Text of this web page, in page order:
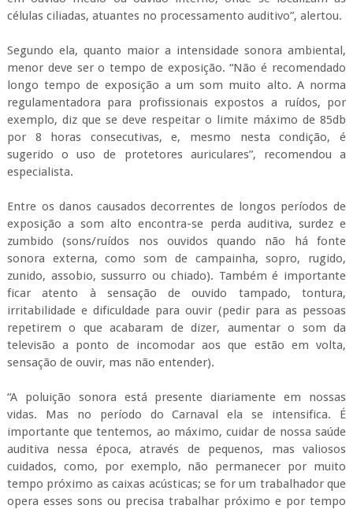
Entre os danos causados decorrentes de longos períodos de
zumbido (sons/ruídos nos ouvidos quando não há fonte
sonora externa, como som de campainha, sopro, rugido,
zunido, assobio, sussurro ou chiado). Também é importante
ficar atento à sensação de ouvido tampado, tontura,
irritabilidade e dificuldade para ouvir (pedir para as pessoas
repetirem o que acabaram de dizer, aumentar o som da
televisão a ponto de incomodar aos que estão em volta,
sensação de ouvir, mas não entender).
“A poluição sonora está presente diariamente em nossas
vidas. Mas no período do Carnaval ela se intensifica. É
importante que tentemos, ao máximo, cuidar de nossa saúde
auditiva nessa época, através de pequenos, mas valiosos
cuidados, como, por exemplo, não permanecer por muito
tempo próximo as caixas acústicas; se for um trabalhador que
opera esses sons ou precisa trabalhar próximo e por tempo
prolongado nesses eventos de carnaval, deve-se utilizar
protetor auricular”.
gritando e conversando em grande intensidade vocal próximo
de trios elétricos ou qualquer outro meio, “este
comportamento pode prejudicar também a sua voz gerando
rouquidão ou lesão em aparelho vocal”, advertiu.
A especialista sugeriu aos foliões se afastarem, por alguns
momentos, dos carros de som ou qualquer lugar com som